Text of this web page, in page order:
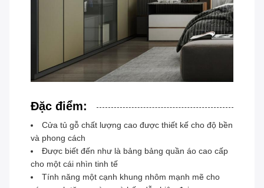
Đặc điểm:
Cửa tủ gỗ chất lượng cao được thiết kế cho độ bền
và phong cách
Được biết đến như là bảng bảng quần áo cao cấp
cho một cái nhìn tinh tế
Tính năng một cạnh khung nhôm mạnh mẽ cho